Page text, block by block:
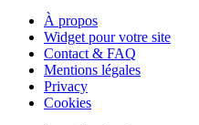
À propos
Widget pour votre site
Contact & FAQ
Mentions légales
Privacy
Cookies